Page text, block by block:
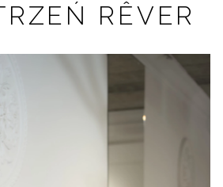
RÊVER